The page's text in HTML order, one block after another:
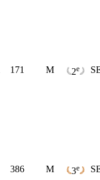
171 M 2e
386 M 3e